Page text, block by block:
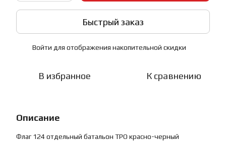
Быстрый заказ
Войти для отображения накопительной скидки
В избранное К сравнению
Описание
Флаг 124 отдельный батальон ТРО красно-черный